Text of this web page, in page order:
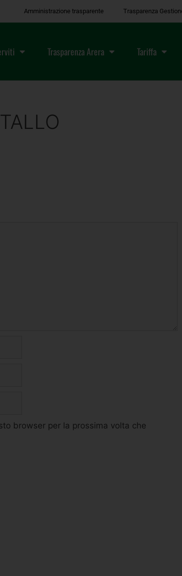
Amministrazione trasparente Trasparenza
Trasparenza Arera Tariffa
browser per la prossima volta che